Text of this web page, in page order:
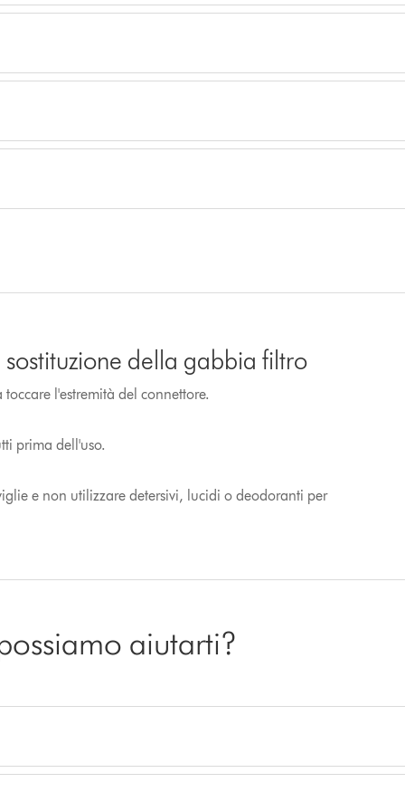
della gabbia filtro
l'estremità del connettore.
prima dell'uso.
e non utilizzare detersivi, lucidi o deodoranti per
aiutarti?